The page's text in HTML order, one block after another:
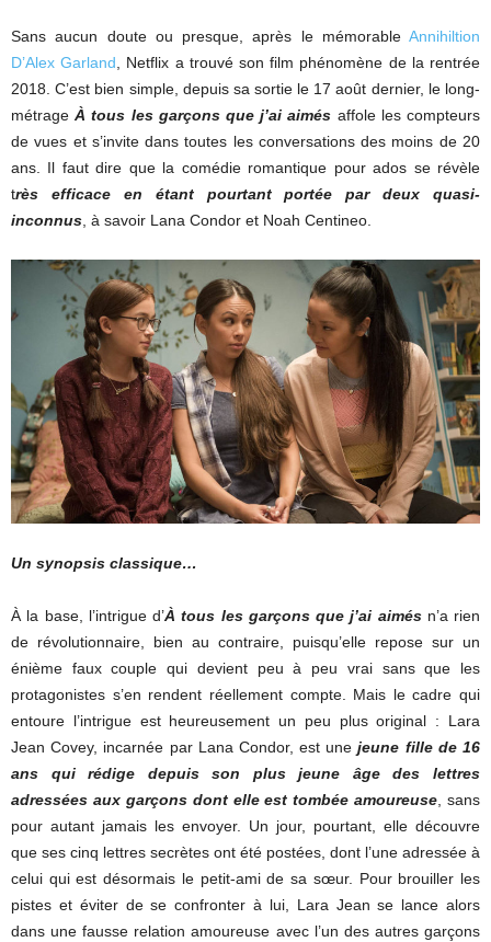
Sans aucun doute ou presque, après le mémorable Annihiltion
D’Alex Garland , Netflix a trouvé son film phénomène de la rentrée
2018. C’est bien simple, depuis sa sortie le 17 août dernier, le long-
métrageÀ tous les garçons que j’ai aimés affole les compteurs
de vues et s’invite dans toutes les conversations des moins de 20
ans. Il faut dire que la comédie romantique pour ados se révèle
très efficace en étant pourtant portée par deux quasi-
inconnus , à savoir Lana Condor et Noah Centineo.
Un synopsis classique…
À la base, l’intrigue d’À tous les garçons que j’ai aimésn’a rien
de révolutionnaire, bien au contraire, puisqu’elle repose sur un
énième faux couple qui devient peu à peu vrai sans que les
protagonistes s’en rendent réellement compte. Mais le cadre qui
entoure l’intrigue est heureusement un peu plus original : Lara
Jean Covey, incarnée par Lana Condor, est unejeune fille de 16
ans qui rédige depuis son plus jeune âge des lettres
adressées aux garçons dont elle est tombée amoureuse , sans
pour autant jamais les envoyer. Un jour, pourtant, elle découvre
que ses cinq lettres secrètes ont été postées, dont l’une adressée à
celui qui est désormais le petit-ami de sa sœur. Pour brouiller les
pistes et éviter de se confronter à lui, Lara Jean se lance alors
dans une fausse relation amoureuse avec l’un des autres garçons